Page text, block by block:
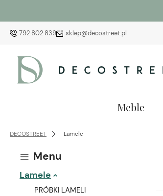
792 802 839 sklep@decostreet.pl
Meble
DECOSTREET Lamele
Menu
Lamele
PRÓBKI LAMELI